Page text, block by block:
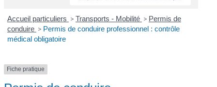
Accueil particuliers > Transports - Mobilité > Permis de
conduire > Permis de conduire professionnel : contrôle
médical obligatoire
Fiche pratique